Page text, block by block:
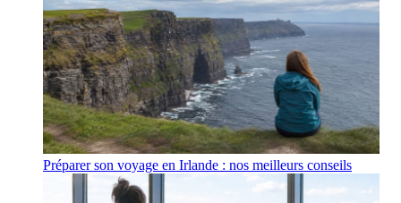
Préparer son voyage en Irlande : nos meilleurs conseils